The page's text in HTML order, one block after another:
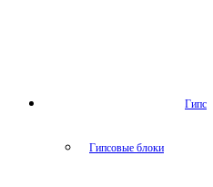
Гипс
Гипсовые блоки